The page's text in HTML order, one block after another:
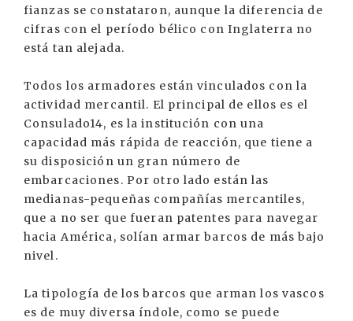
fianzas se constataron, aunque la diferencia de
cifras con el período bélico con Inglaterra no
está tan alejada.
Todos los armadores están vinculados con la
actividad mercantil. El principal de ellos es el
Consulado14, es la institución con una
capacidad más rápida de reacción, que tiene a
su disposición un gran número de
embarcaciones. Por otro lado están las
medianas-pequeñas compañías mercantiles,
que a no ser que fueran patentes para navegar
hacia América, solían armar barcos de más bajo
nivel.
La tipología de los barcos que arman los vascos
es de muy diversa índole, como se puede